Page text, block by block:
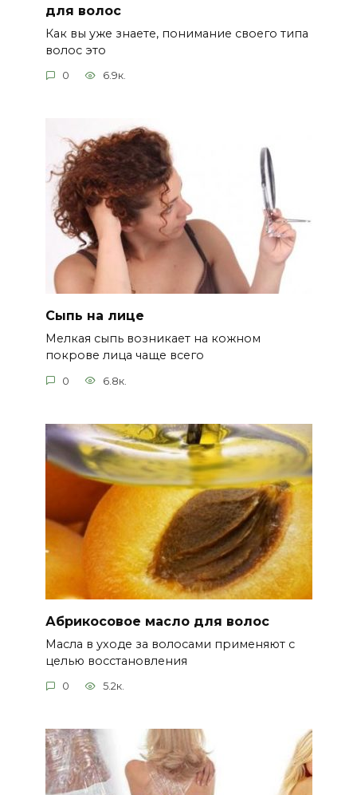
для волос
Как вы уже знаете, понимание своего типа
волос это
0 6.9к.
Сыпь на лице
Мелкая сыпь возникает на кожном
покрове лица чаще всего
0 6.8к.
Абрикосовое масло для волос
Масла в уходе за волосами применяют с
целью восстановления
0 5.2к.